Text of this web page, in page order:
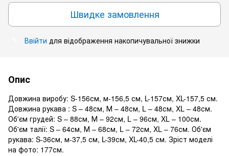
Швидке замовлення
Ввійти для відображення накопичувальної знижки
Опис
Довжина виробу: S-156см, м-156,5 см, L-157см, XL-157,5 см.
Довжина рукава : S – 48см, М – 48см, L – 48см, XL – 48см.
Об'єм грудей: S – 88см, М – 92см, L – 96см, XL – 100см.
Об'єм талії: S – 64см, М – 68см, L – 72см, XL – 76см. Об'єм
рукава: S-36см, м-37,5 см, L-39см, XL-40,5 см. Зріст моделі
на фото: 177см.